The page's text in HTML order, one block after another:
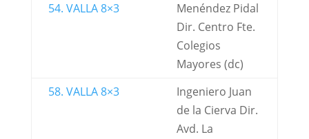
54. VALLA 8×3
Menéndez Pidal
Dir. Centro Fte.
Colegios
Mayores (dc)
58. VALLA 8×3
Ingeniero Juan
de la Cierva Dir.
Avd. La